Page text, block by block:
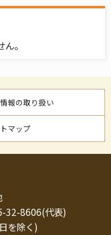
。
報の取り扱い
マップ
32-8606(代表)
を除く)